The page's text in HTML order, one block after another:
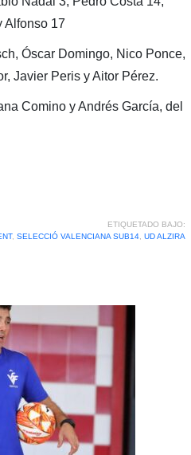
Alfonso 17
Óscar Domingo, Nico Ponce,
Javier Peris y Aitor Pérez.
Comino y Andrés García, del
ETIQUETADO BAJO:
, SELECCIÓ VALENCIANA SUB14, UD ALZIRA